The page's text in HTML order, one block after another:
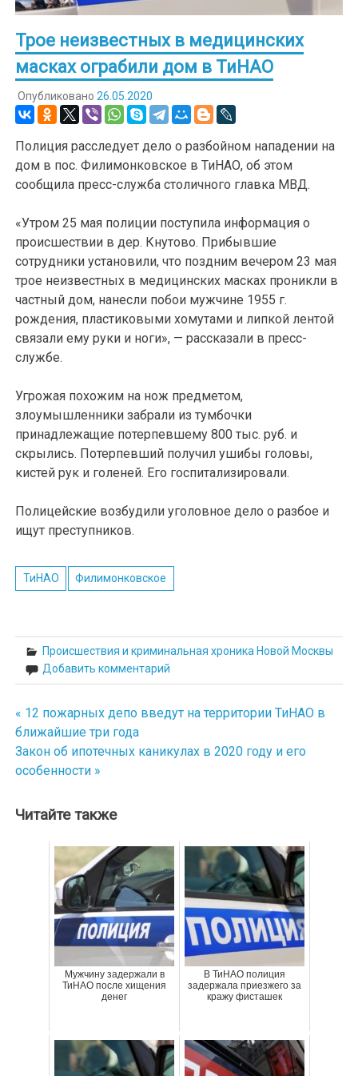
Трое неизвестных в медицинских
масках ограбили дом в ТиНАО
Опубликовано 26.05.2020
Полиция расследует дело о разбойном нападении на
дом в пос. Филимонковское в ТиНАО, об этом
сообщила пресс-служба столичного главка МВД.
«Утром 25 мая полиции поступила информация о
происшествии в дер. Кнутово. Прибывшие
сотрудники установили, что поздним вечером 23 мая
трое неизвестных в медицинских масках проникли в
частный дом, нанесли побои мужчине 1955 г.
рождения, пластиковыми хомутами и липкой лентой
связали ему руки и ноги», — рассказали в пресс-
службе.
Угрожая похожим на нож предметом,
злоумышленники забрали из тумбочки
принадлежащие потерпевшему 800 тыс. руб. и
скрылись. Потерпевший получил ушибы головы,
кистей рук и голеней. Его госпитализировали.
Полицейские возбудили уголовное дело о разбое и
ищут преступников.
ТиНАО Филимонковское
Происшествия и криминальная хроника Новой Москвы
Добавить комментарий
Навигация
по
записям
« 12 пожарных депо введут на территории ТиНАО в
ближайшие три года
Закон об ипотечных каникулах в 2020 году и его
особенности »
Читайте также
Мужчину задержали в
ТиНАО после хищения
денег
В ТиНАО полиция
задержала приезжего за
кражу фисташек